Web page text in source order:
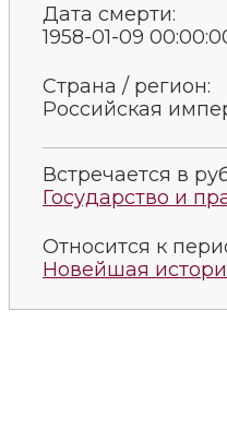
Дата смерти:
1958-01-09
Страна / регион:
Российская
Встречается в
Государство и
Относится к
Новейшая